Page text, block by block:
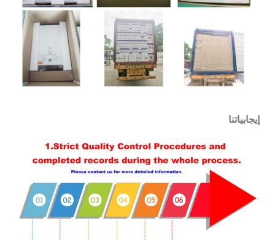
إيجابياتنا